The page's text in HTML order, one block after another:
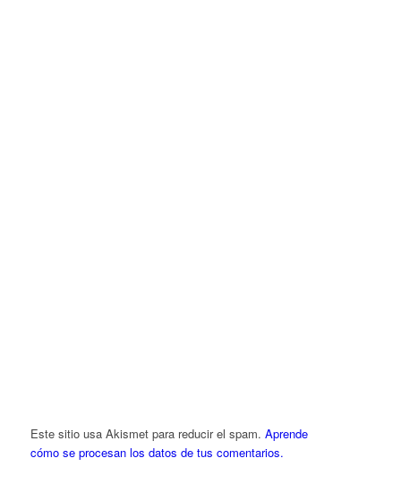
Este sitio usa Akismet para reducir el spam. Aprende
cómo se procesan los datos de tus comentarios.